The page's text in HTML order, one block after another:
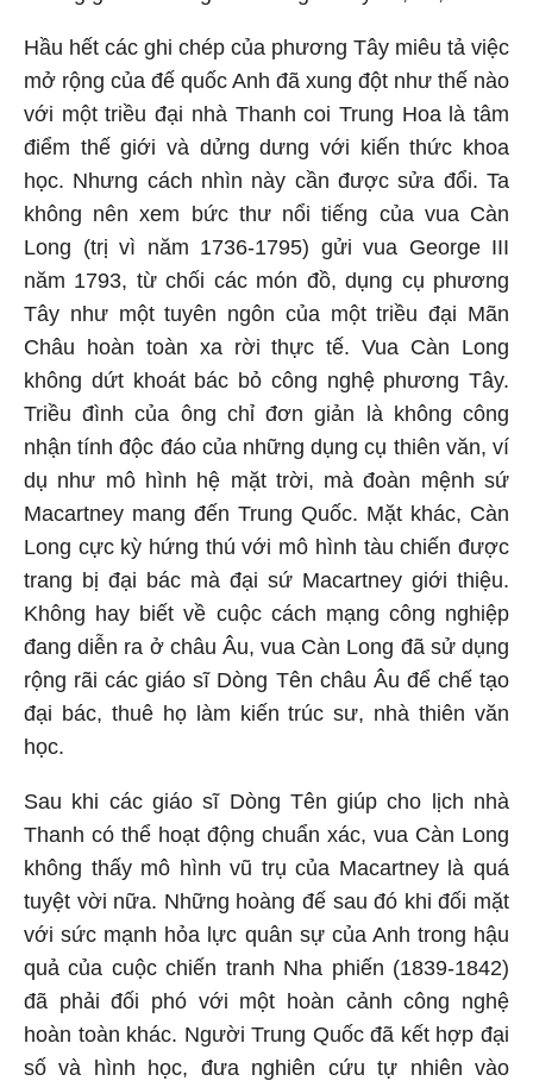
Hầu hết các ghi chép của phương Tây miêu tả việc
mở rộng của đế quốc Anh đã xung đột như thế nào
với một triều đại nhà Thanh coi Trung Hoa là tâm
điểm thế giới và dửng dưng với kiến thức khoa
học. Nhưng cách nhìn này cần được sửa đổi. Ta
không nên xem bức thư nổi tiếng của vua Càn
Long (trị vì năm 1736-1795) gửi vua George III
năm 1793, từ chối các món đồ, dụng cụ phương
Tây như một tuyên ngôn của một triều đại Mãn
Châu hoàn toàn xa rời thực tế. Vua Càn Long
không dứt khoát bác bỏ công nghệ phương Tây.
Triều đình của ông chỉ đơn giản là không công
nhận tính độc đáo của những dụng cụ thiên văn, ví
dụ như mô hình hệ mặt trời, mà đoàn mệnh sứ
Macartney mang đến Trung Quốc. Mặt khác, Càn
Long cực kỳ hứng thú với mô hình tàu chiến được
trang bị đại bác mà đại sứ Macartney giới thiệu.
Không hay biết về cuộc cách mạng công nghiệp
đang diễn ra ở châu Âu, vua Càn Long đã sử dụng
rộng rãi các giáo sĩ Dòng Tên châu Âu để chế tạo
đại bác, thuê họ làm kiến trúc sư, nhà thiên văn
học.
Sau khi các giáo sĩ Dòng Tên giúp cho lịch nhà
Thanh có thể hoạt động chuẩn xác, vua Càn Long
không thấy mô hình vũ trụ của Macartney là quá
tuyệt vời nữa. Những hoàng đế sau đó khi đối mặt
với sức mạnh hỏa lực quân sự của Anh trong hậu
quả của cuộc chiến tranh Nha phiến (1839-1842)
đã phải đối phó với một hoàn cảnh công nghệ
hoàn toàn khác. Người Trung Quốc đã kết hợp đại
số và hình học, đưa nghiên cứu tự nhiên vào